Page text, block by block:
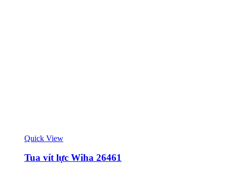
Quick View
Tua vít lực Wiha 26461